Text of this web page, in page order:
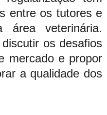
entre os tutores e
área veterinária.
os desafios
mercado e propor
a qualidade dos